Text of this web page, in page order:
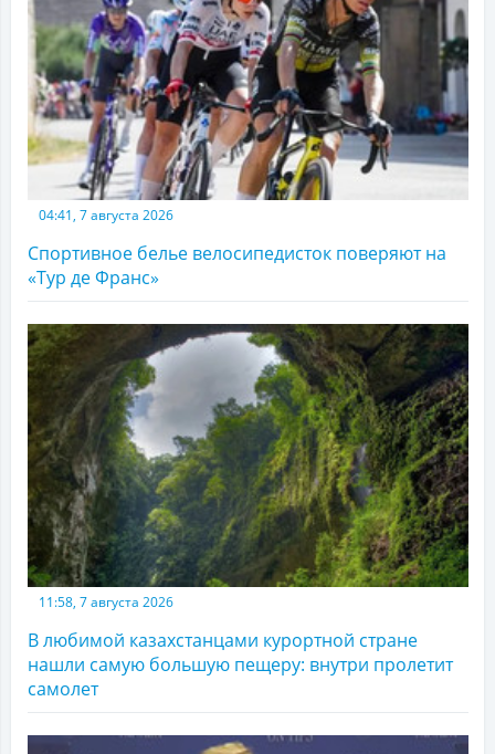
04:41, 7 августа 2026
Спортивное белье велосипедисток поверяют на
«Тур де Франс»
11:58, 7 августа 2026
В любимой казахстанцами курортной стране
нашли самую большую пещеру: внутри пролетит
самолет